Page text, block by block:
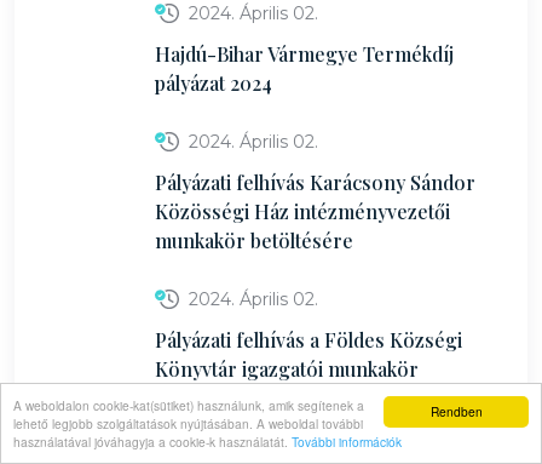
Rendben
A weboldalon cookie-kat(sütiket) használunk, amik segítenek a
lehető legjobb szolgáltatások nyújtásában. A weboldal további
használatával jóváhagyja a cookie-k használatát. További információk
2024. Április 02.
Hajdú-Bihar Vármegye Termékdíj
pályázat 2024
2024. Április 02.
Pályázati felhívás Karácsony Sándor
Közösségi Ház intézményvezetői
munkakör betöltésére
2024. Április 02.
Pályázati felhívás a Földes Községi
Könyvtár igazgatói munkakör
betöltésére